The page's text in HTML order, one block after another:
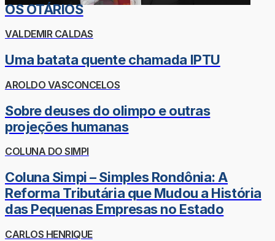
OS OTÁRIOS
VALDEMIR CALDAS
Uma batata quente chamada IPTU
AROLDO VASCONCELOS
Sobre deuses do olimpo e outras
projeções humanas
COLUNA DO SIMPI
Coluna Simpi – Simples Rondônia: A
Reforma Tributária que Mudou a História
das Pequenas Empresas no Estado
CARLOS HENRIQUE